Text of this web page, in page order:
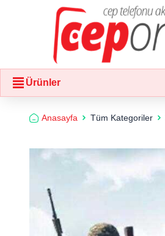
Ürünler
Anasayfa Tüm Kategoriler